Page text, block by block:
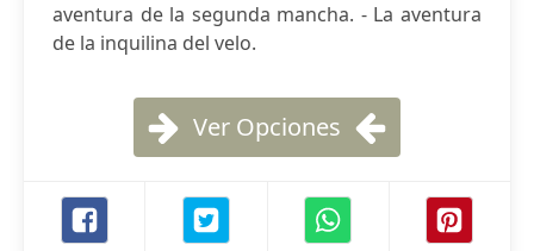
aventura de la segunda mancha. - La aventura
de la inquilina del velo.
Ver Opciones